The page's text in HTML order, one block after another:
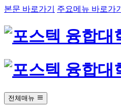
본문 바로가기 주요메뉴 바로가기
전체매뉴